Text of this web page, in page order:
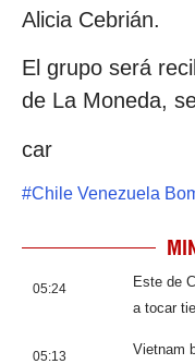
Alicia Cebrián.
El grupo será
de La Moneda,
car
#Chile Venezuela
05:24
Este de
a tocar
05:13
Vietnam